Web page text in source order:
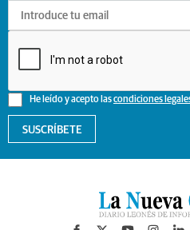
He leído y acepto lascondiciones
SUSCRÍBETE